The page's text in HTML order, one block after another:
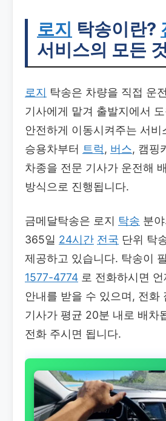
로지 탁송이란?
서비스의 모든 것
로지 탁송은 차량을 직접 운
기사에게 맡겨 출발지에서
안전하게 이동시켜주는 서비
승용차부터 트럭, 버스, 캠핑
차종을 전문 기사가 운전해
방식으로 진행됩니다.
금메달탁송은 로지 탁송 분
365일 24시간 전국 단위 탁
제공하고 있습니다. 탁송이
1577-4774 로 전화하시면
안내를 받을 수 있으며, 전화
기사가 평균 20분 내로 배차
전화 주시면 됩니다.